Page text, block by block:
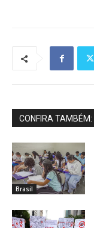
CONFIRA TAMBÉM:
Brasil